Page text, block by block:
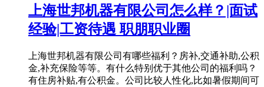
上海世邦机器有限公司怎么样？|面试
经验|工资待遇 职朋职业圈
上海世邦机器有限公司有哪些福利？房补,交通补助,公积
金,补充保险等等。有什么特别优于其他公司的福利吗？
有住房补贴,有公积金。公司比较人性化,比如暑假期间可